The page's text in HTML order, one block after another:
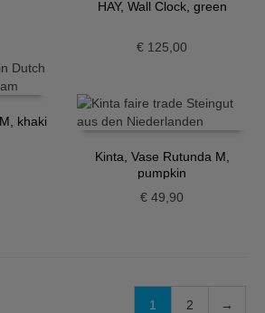
HAY, Wall Clock, green
€ 125,00
khaki
Kinta, Vase Rutunda M,
pumpkin
€ 49,90
1 2 →